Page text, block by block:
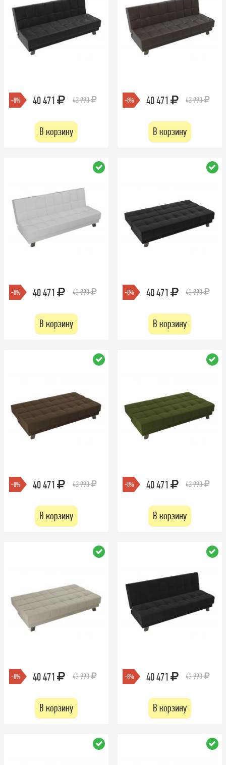
-8% 40 471 43 990
В корзину
-8% 40 471 43 990
В корзину
-8% 40 471 43 990
В корзину
-8% 40 471 43 990
В корзину
-8% 40 471 43 990
В корзину
-8% 40 471 43 990
В корзину
-8% 40 471 43 990
В корзину
-8% 40 471 43 990
В корзину